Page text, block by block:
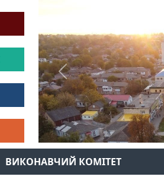
Previous
ВИКОНАВЧИЙ КОМІТЕТ